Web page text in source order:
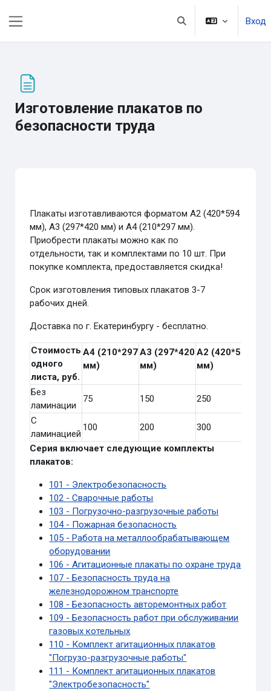
Изменить данные
Вход
Изготовление плакатов по
безопасности труда
Плакаты изготавливаются форматом А2 (420*594
мм), А3 (297*420 мм) и А4 (210*297 мм).
Приобрести плакаты можно как по
отдельности, так и комплектами по 10 шт. При
покупке комплекта, предоставляется скидка!
Срок изготовления типовых плакатов 3-7
рабочих дней.
Доставка по г. Екатеринбургу - бесплатно.
Стоимость
одного
листа, руб.
А4 (210*297
мм)
А3 (297*420
мм)
А2 (420*594
мм)
Без
ламинации
75 150
250
С
ламинацией
100 200
300
Серия включает следующие комплекты
плакатов:
101 - Электробезопасность
102 - Сварочные работы
103 - Погрузочно-разгрузочные работы
104 - Пожарная безопасность
105 - Работа на металлообрабатывающем
оборудовании
106 - Агитационные плакаты по охране труда
107 - Безопасность труда на
железнодорожном транспорте
108 - Безопасность авторемонтных работ
109 - Безопасность работ при обслуживании
газовых котельных
110 - Комплект агитационных плакатов
"Погрузо-разгрузочные работы"
111 - Комплект агитационных плакатов
"Электробезопасность"